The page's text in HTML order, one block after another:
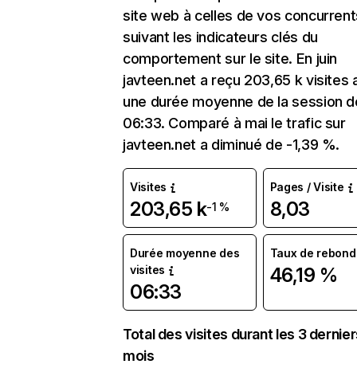
site web à celles de vos
suivant les indicateurs clés du
comportement sur le site. En juin
javteen.net a reçu 203,65 k visites
une durée moyenne de la session
06:33. Comparé à mai le trafic sur
javteen.net a diminué de -1,39 %.
Visites
203,65 k-1 %
Pages / Visite
8,03
Durée moyenne des
visites
06:33
Taux de rebond
46,19 %
Total des visites durant les 3
mois